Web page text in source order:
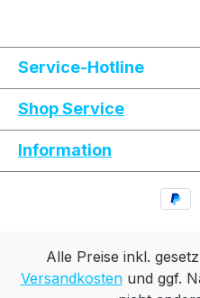
Service-Hotline
Shop Service
Information
Alle Preise inkl.
Versandkostenund ggf.
Text vergrößern
Farben invertieren
Niedrige Sättigung
Animationen stoppen